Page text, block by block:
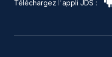
Téléchargez l'appli JDS :